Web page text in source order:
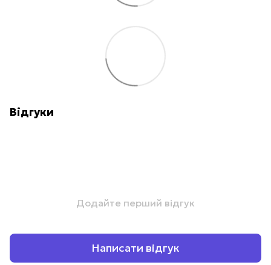
Відгуки
Додайте перший відгук
Написати відгук